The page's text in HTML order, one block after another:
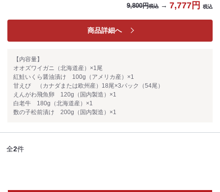
9,800円税込 → 7,777円 税込
商品詳細へ
【内容量】
オオズワイガニ（北海道産）×1尾
紅鮭いくら醤油漬け 100g（アメリカ産）×1
甘えび （カナダまたは欧州産）18尾×3パック（54尾）
えんがわ飛魚卵 120g（国内製造）×1
白老牛 180g（北海道産）×1
数の子松前漬け 200g（国内製造）×1
全2件